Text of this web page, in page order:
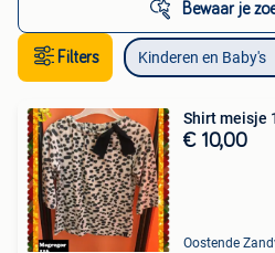
Bewaar je
Filters Kinderen en Baby's
Shirt meisje
€ 10,00